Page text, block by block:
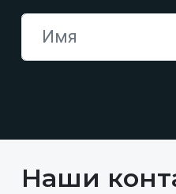
Наши